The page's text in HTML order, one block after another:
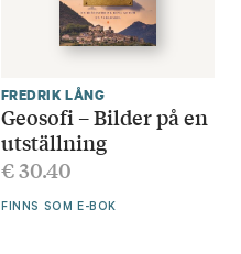
FREDRIK LÅNG
Geosofi – Bilder på en
utställning
€30.40
FINNS SOM E-BOK